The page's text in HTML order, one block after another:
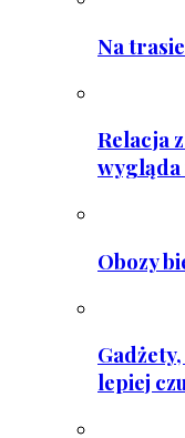
Na
Relacja
Obozy
lepiej